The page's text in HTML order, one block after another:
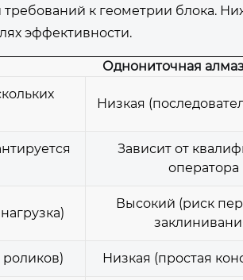
к геометрии блока.
эффективности.
Однониточная
Низкая
Зависит от
оператора
Высокий (риск
Низкая (простая